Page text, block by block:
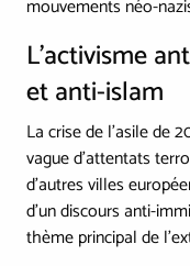
mouvements néo-
L'activisme
et anti-islam
La crise de l'asile de
vague d'attentats
d'autres villes
d'un discours anti-
thème principal de